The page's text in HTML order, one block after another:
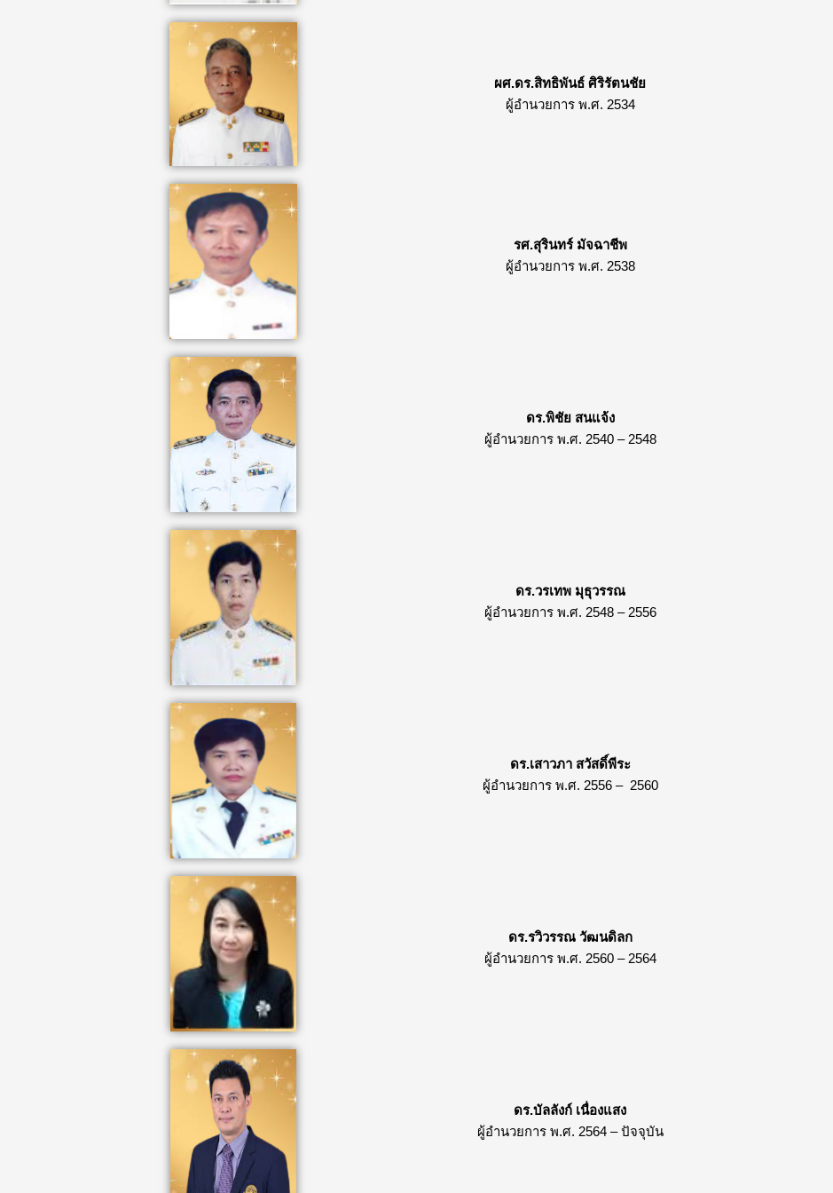
ผศ.ดร.สิทธิพันธ์ ศิริรัตนชัย
ผู้อำนวยการ พ.ศ. 2534
รศ.สุรินทร์ มัจฉาชีพ
ผู้อำนวยการ พ.ศ. 2538
ดร.พิชัย สนแจ้ง
ผู้อำนวยการ พ.ศ. 2540 – 2548
ดร.วรเทพ มุธุวรรณ
ผู้อำนวยการ พ.ศ. 2548 – 2556
ดร.เสาวภา สวัสดิ์พีระ
ผู้อำนวยการ พ.ศ. 2556 – 2560
ดร.รวิวรรณ วัฒนดิลก
ผู้อำนวยการ พ.ศ. 2560 – 2564
ดร.บัลลังก์ เนื่องแสง
ผู้อำนวยการ พ.ศ. 2564 – ปัจจุบัน